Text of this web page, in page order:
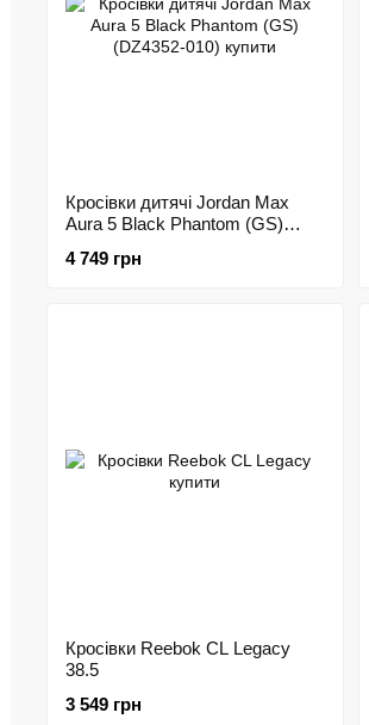
Кросівки дитячі Jordan Max
Aura 5 Black Phantom (GS)
4 749 грн
Кросівки Reebok CL Legacy
38.5
3 549 грн